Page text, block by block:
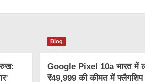
रुख:
Blog
Google Pixel 10a भारत में
₹49,999 की कीमत में फ्लैगशिप